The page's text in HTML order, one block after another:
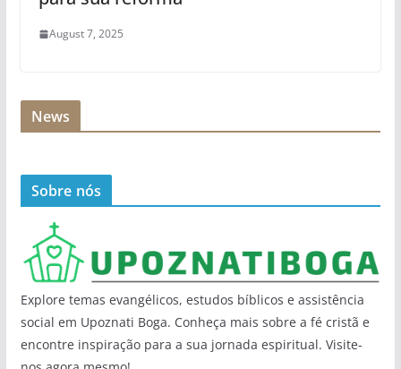
August 7, 2025
News
Sobre nós
Explore temas evangélicos, estudos bíblicos e assistência
social em Upoznati Boga. Conheça mais sobre a fé cristã e
encontre inspiração para a sua jornada espiritual. Visite-